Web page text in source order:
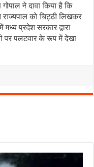
ने दावा किया है कि
को चिट्ठी लिखकर
प्रदेश सरकार द्वारा
पर पलटवार के रूप में देखा